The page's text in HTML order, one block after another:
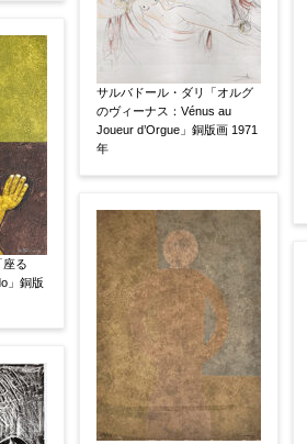
】
までのjpg、gif、pig、pdf形式にて
る場合はフォーム送信後に送られて
入力ください。
座る
」銅版
サルバドール・ダリ「オルグ
のヴィーナス：Vénus au
Joueur d’Orgue」銅版画 1971
年